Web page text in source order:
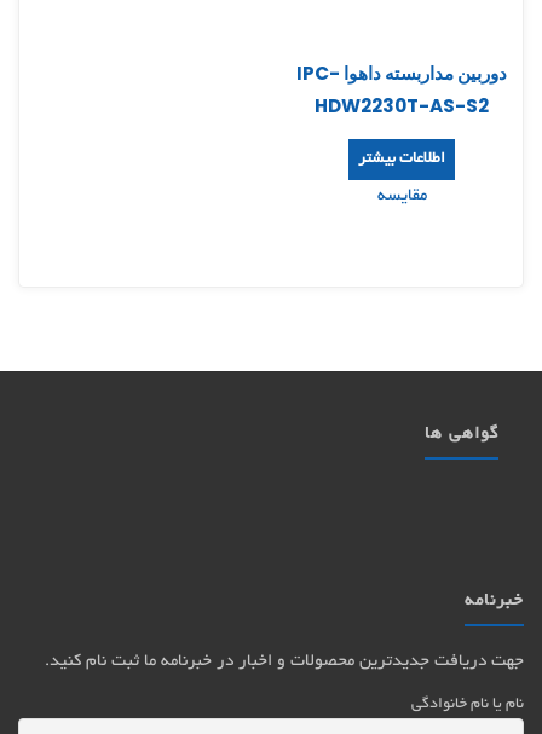
دوربین مداربسته داهوا IPC-
HDW2230T-AS-S2
اطلاعات بیشتر
مقایسه
گواهی ها
خبرنامه
جهت دریافت جدیدترین محصولات و اخبار در خبرنامه ما ثبت نام کنید.
نام یا نام خانوادگی